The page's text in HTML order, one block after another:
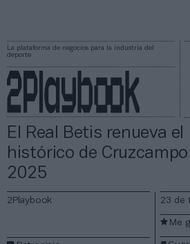
La plataforma de negocios para la industria del
deporte
El Real Betis renueva
histórico de
2025
2Playbook 23 de
Me